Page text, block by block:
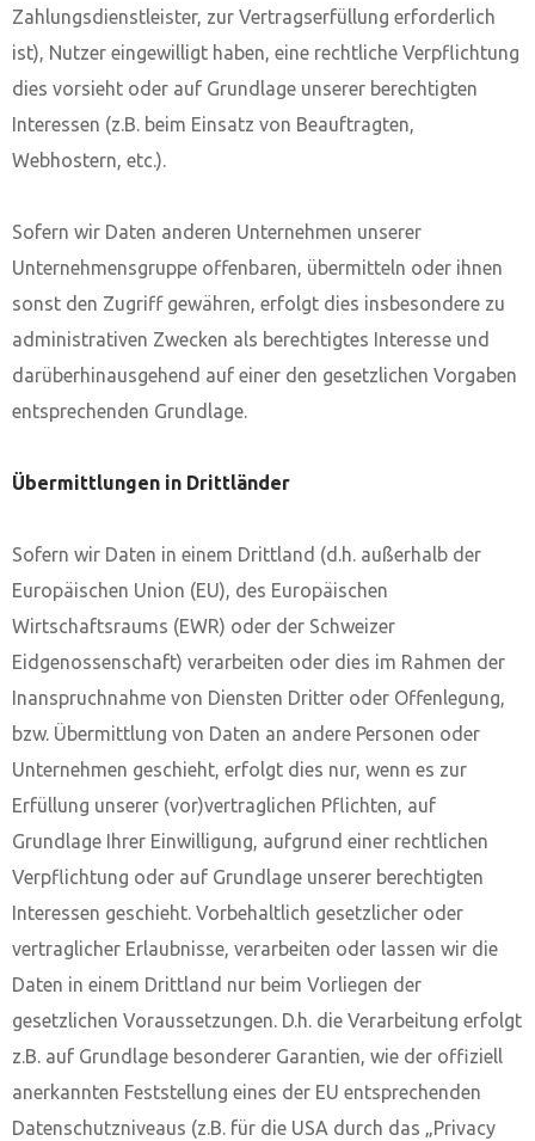
Zahlungsdienstleister, zur Vertragserfüllung erforderlich
ist), Nutzer eingewilligt haben, eine rechtliche Verpflichtung
dies vorsieht oder auf Grundlage unserer berechtigten
Interessen (z.B. beim Einsatz von Beauftragten,
Webhostern, etc.).
Sofern wir Daten anderen Unternehmen unserer
Unternehmensgruppe offenbaren, übermitteln oder ihnen
sonst den Zugriff gewähren, erfolgt dies insbesondere zu
administrativen Zwecken als berechtigtes Interesse und
darüberhinausgehend auf einer den gesetzlichen Vorgaben
entsprechenden Grundlage.
Übermittlungen in Drittländer
Sofern wir Daten in einem Drittland (d.h. außerhalb der
Europäischen Union (EU), des Europäischen
Wirtschaftsraums (EWR) oder der Schweizer
Eidgenossenschaft) verarbeiten oder dies im Rahmen der
Inanspruchnahme von Diensten Dritter oder Offenlegung,
bzw. Übermittlung von Daten an andere Personen oder
Unternehmen geschieht, erfolgt dies nur, wenn es zur
Erfüllung unserer (vor)vertraglichen Pflichten, auf
Grundlage Ihrer Einwilligung, aufgrund einer rechtlichen
Verpflichtung oder auf Grundlage unserer berechtigten
Interessen geschieht. Vorbehaltlich gesetzlicher oder
vertraglicher Erlaubnisse, verarbeiten oder lassen wir die
Daten in einem Drittland nur beim Vorliegen der
gesetzlichen Voraussetzungen. D.h. die Verarbeitung erfolgt
z.B. auf Grundlage besonderer Garantien, wie der offiziell
anerkannten Feststellung eines der EU entsprechenden
Datenschutzniveaus (z.B. für die USA durch das „Privacy